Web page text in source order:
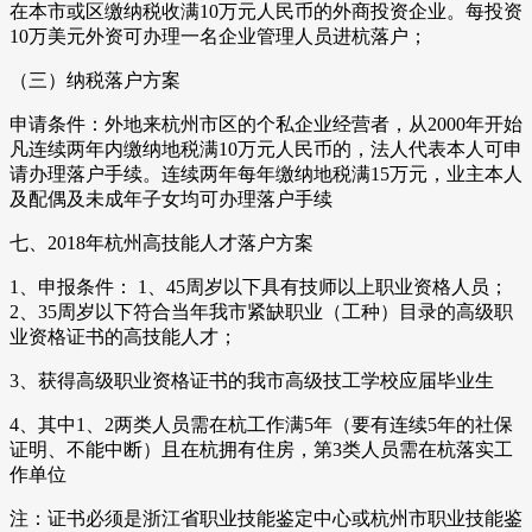
在本市或区缴纳税收满10万元人民币的外商投资企业。每投资
10万美元外资可办理一名企业管理人员进杭落户；
（三）纳税落户方案
申请条件：外地来杭州市区的个私企业经营者，从2000年开始
凡连续两年内缴纳地税满10万元人民币的，法人代表本人可申
请办理落户手续。连续两年每年缴纳地税满15万元，业主本人
及配偶及未成年子女均可办理落户手续
七、2018年杭州高技能人才落户方案
1、申报条件： 1、45周岁以下具有技师以上职业资格人员；
2、35周岁以下符合当年我市紧缺职业（工种）目录的高级职
业资格证书的高技能人才；
3、获得高级职业资格证书的我市高级技工学校应届毕业生
4、其中1、2两类人员需在杭工作满5年（要有连续5年的社保
证明、不能中断）且在杭拥有住房，第3类人员需在杭落实工
作单位
注：证书必须是浙江省职业技能鉴定中心或杭州市职业技能鉴